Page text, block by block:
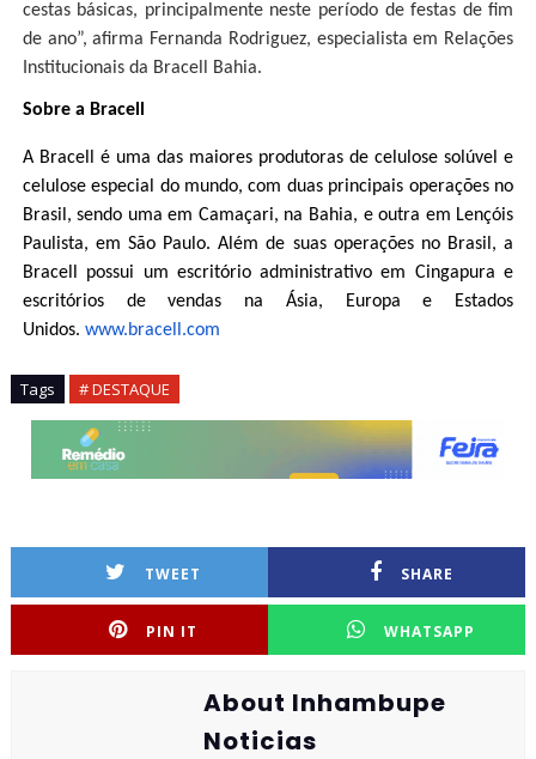
cestas básicas, principalmente neste período de festas de fim
de ano”, afirma Fernanda Rodriguez, especialista em Relações
Institucionais da Bracell Bahia.
Sobre a Bracell
A Bracell é uma das maiores produtoras de celulose solúvel e
celulose especial do mundo, com duas principais operações no
Brasil, sendo uma em Camaçari, na Bahia, e outra em Lençóis
Paulista, em São Paulo. Além de suas operações no Brasil, a
Bracell possui um escritório administrativo em Cingapura e
escritórios de vendas na Ásia, Europa e Estados
Unidos. www.bracell.com
Tags # DESTAQUE
TWEET SHARE
PIN IT WHATSAPP
About Inhambupe
Noticias